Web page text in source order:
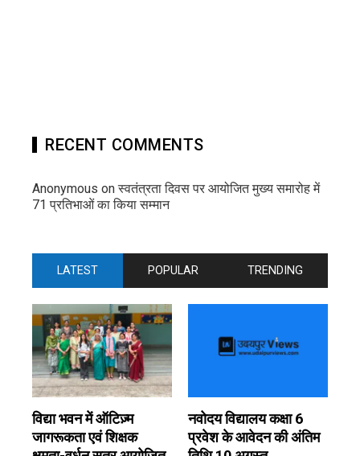
RECENT COMMENTS
Anonymous onस्वतंत्रता दिवस पर आयोजित मुख्य समारोह में
71 प्रतिभाओं का किया सम्मान
LATEST POPULAR TRENDING
विद्या भवन में ऑटिज़्म
जागरूकता एवं शिक्षक
नवोदय विद्यालय कक्षा 6
प्रवेश के आवेदन की अंतिम